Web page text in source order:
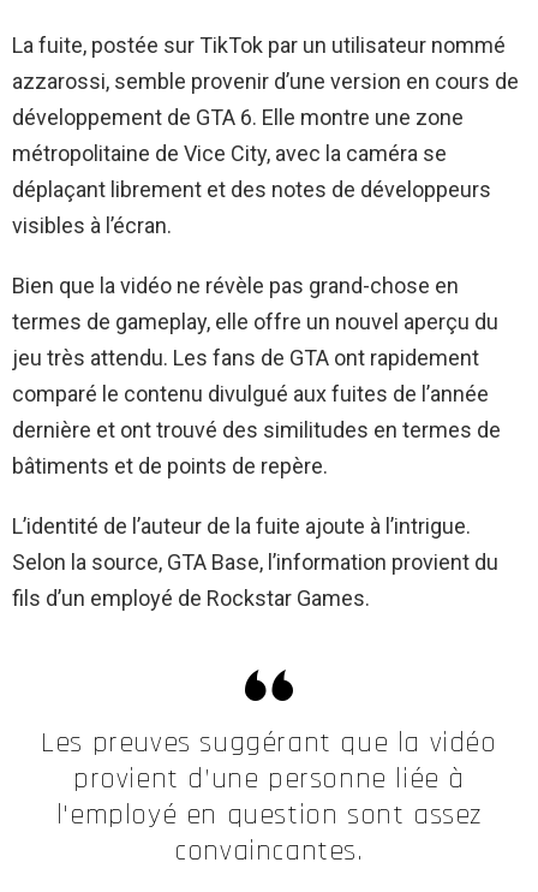
La fuite, postée sur TikTok par un utilisateur nommé
azzarossi, semble provenir d’une version en cours de
développement de GTA 6. Elle montre une zone
métropolitaine de Vice City, avec la caméra se
déplaçant librement et des notes de développeurs
visibles à l’écran.
Bien que la vidéo ne révèle pas grand-chose en
termes de gameplay, elle offre un nouvel aperçu du
jeu très attendu. Les fans de GTA ont rapidement
comparé le contenu divulgué aux fuites de l’année
dernière et ont trouvé des similitudes en termes de
bâtiments et de points de repère.
L’identité de l’auteur de la fuite ajoute à l’intrigue.
Selon la source, GTA Base, l’information provient du
fils d’un employé de Rockstar Games.
Les preuves suggérant que la vidéo
provient d’une personne liée à
l'employé en question sont assez
convaincantes.